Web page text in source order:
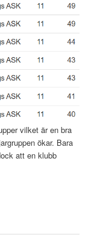
vilket är en bra
ökar. Bara
att en klubb